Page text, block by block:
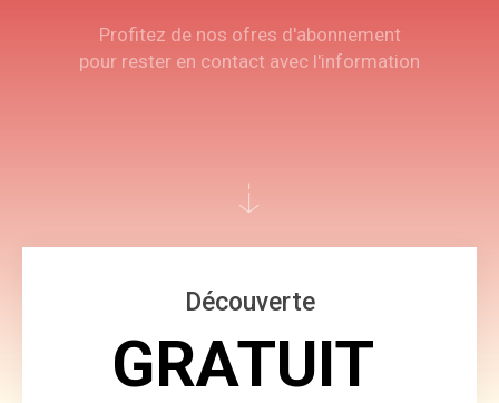
Profitez de nos ofres d'abonnement
pour rester en contact avec l'information
Découverte
GRATUIT